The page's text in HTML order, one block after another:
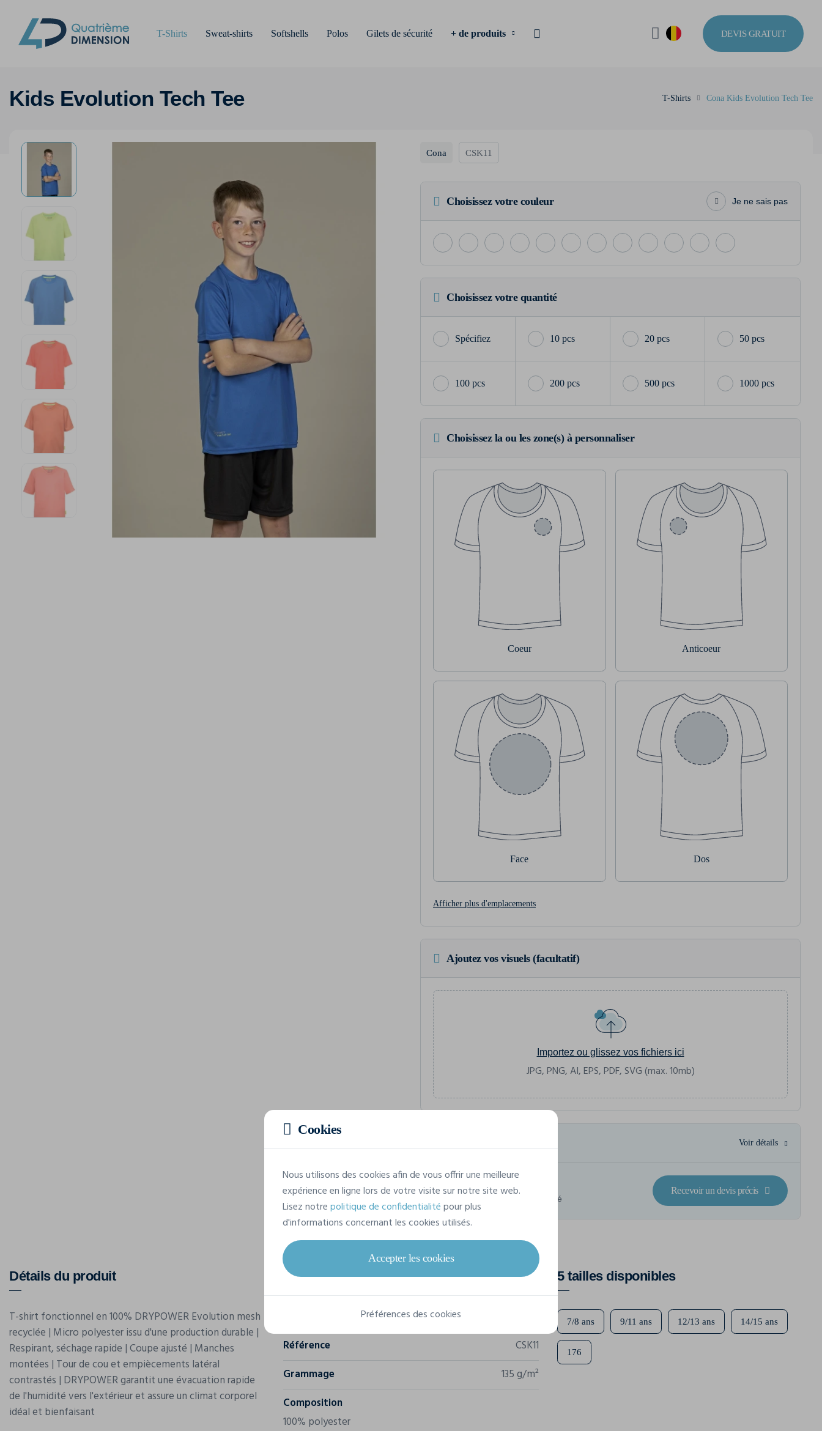
T-Shirts Sweat-shirts Softshells Polos Gilets de sécurité + de produits DEVIS GRATUIT
Kids Evolution Tech Tee T-Shirts Cona Kids Evolution Tech Tee
Cona CSK11
Choisissez votre couleur Je ne sais pas
Choisissez votre quantité
10 pcs 20 pcs 50 pcs
100 pcs 200 pcs 500 pcs 1000 pcs
Choisissez la ou les zone(s) à personnaliser
Coeur Anticoeur
Face Dos
Afficher plus d'emplacements
Ajoutez vos visuels (facultatif)
Importez ou glissez vos fichiers ici
JPG, PNG, AI, EPS, PDF, SVG (max. 10mb)
Voir détails
Demandez votre devis personnalisé
Recevoir un devis précis
Détails du produit
T-shirt fonctionnel en 100% DRYPOWER Evolution mesh
recyclée | Micro polyester issu d'une production durable |
Respirant, séchage rapide | Coupe ajusté | Manches
montées | Tour de cou et empiècements latéral
contrastés | DRYPOWER garantit une évacuation rapide
de l'humidité vers l'extérieur et assure un climat corporel
idéal et bienfaisant
Caractéristiques
Référence
CSK11
Grammage
135 g/m²
Composition
100% polyester
5 tailles disponibles
7/8 ans 9/11 ans 12/13 ans 14/15 ans
176
Cookies
Nous utilisons des cookies afin de vous offrir une meilleure
expérience en ligne lors de votre visite sur notre site web.
Lisez notrepolitique de confidentialitépour plus
d'informations concernant les cookies utilisés.
Accepter les cookies
Préférences des cookies